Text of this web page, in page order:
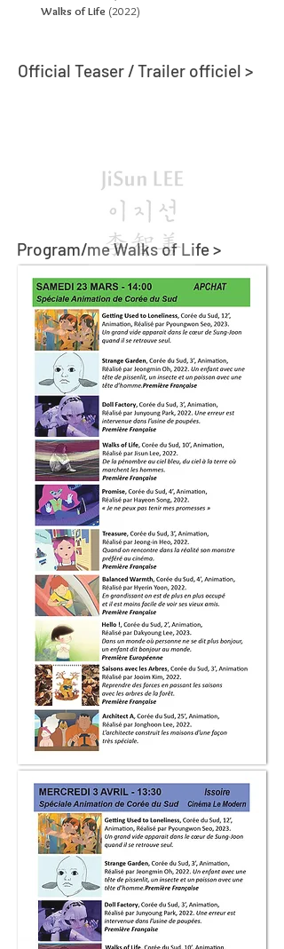
Walks of Life (2022)
Official Teaser / Trailer officiel >
Program/me Walks of Life >